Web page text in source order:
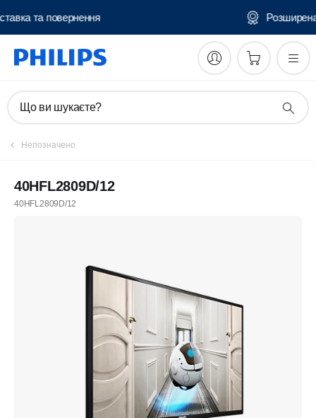
Безкоштовна доставка та повернення
Що ви шукаєте?
Непозначено
40HFL2809D/12
40HFL2809D/12